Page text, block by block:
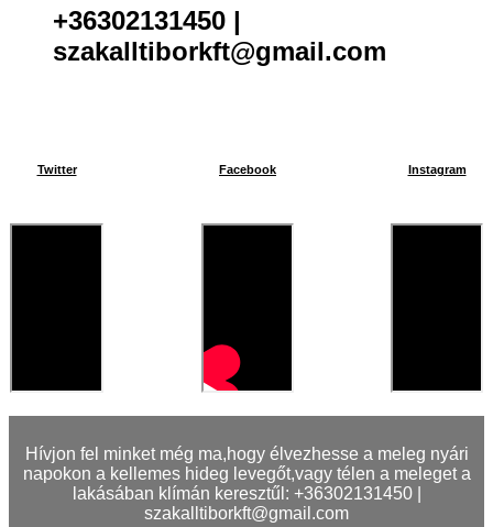
+36302131450 |
szakalltiborkft@gmail.com
Twitter Facebook Instagram
Hívjon fel minket még ma,hogy élvezhesse a meleg nyári
napokon a kellemes hideg levegőt,vagy télen a meleget a
lakásában klímán keresztűl: +36302131450 |
szakalltiborkft@gmail.com